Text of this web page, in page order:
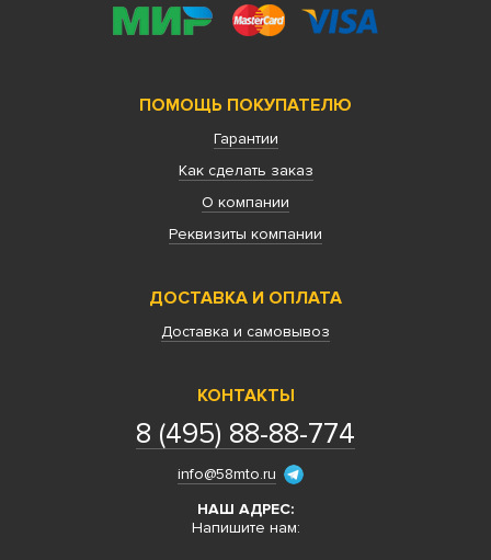
ПОМОЩЬ ПОКУПАТЕЛЮ
Гарантии
Как сделать заказ
О компании
Реквизиты компании
ДОСТАВКА И ОПЛАТА
Доставка и самовывоз
КОНТАКТЫ
8 (495) 88-88-774
info@58mto.ru
НАШ АДРЕС:
Напишите нам: